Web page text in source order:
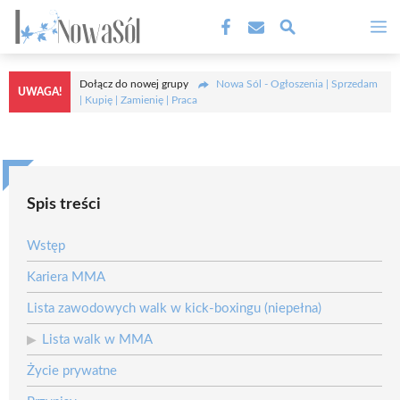
Przejdź
treści
UWAGA!
Dołącz do nowej grupy
Nowa Sól - Ogłoszenia | Sprzedam
| Kupię | Zamienię | Praca
Spis treści
Wstęp
Kariera MMA
Lista zawodowych walk w kick-boxingu (niepełna)
Lista walk w MMA
Życie prywatne